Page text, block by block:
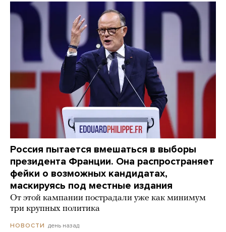
Россия пытается вмешаться в выборы
президента Франции. Она распространяет
фейки о возможных кандидатах,
маскируясь под местные издания
От этой кампании пострадали уже как минимум
три крупных политика
НОВОСТИ день назад